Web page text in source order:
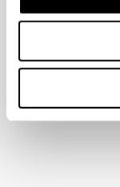
Ihmiset-sivulla.